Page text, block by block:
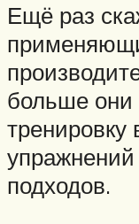
Ещё раз
больше они
подходов.